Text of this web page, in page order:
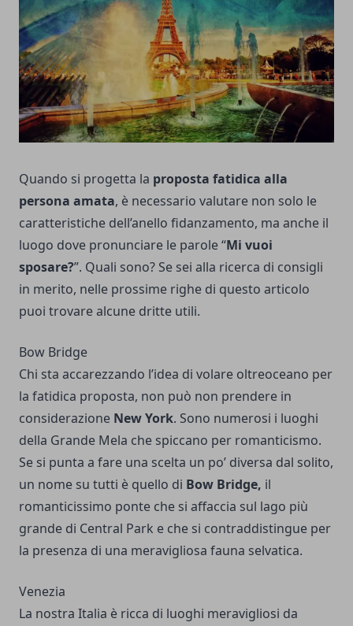
Quando si progetta la proposta fatidica alla
persona amata, è necessario valutare non solo le
caratteristiche dell’anello fidanzamento, ma anche il
luogo dove pronunciare le parole “Mi vuoi
sposare?”. Quali sono? Se sei alla ricerca di consigli
in merito, nelle prossime righe di questo articolo
puoi trovare alcune dritte utili.
Bow Bridge
Chi sta accarezzando l’idea di volare oltreoceano per
la fatidica proposta, non può non prendere in
considerazione New York. Sono numerosi i luoghi
della Grande Mela che spiccano per romanticismo.
Se si punta a fare una scelta un po’ diversa dal solito,
un nome su tutti è quello di Bow Bridge, il
romanticissimo ponte che si affaccia sul lago più
grande di Central Park e che si contraddistingue per
la presenza di una meravigliosa fauna selvatica.
Venezia
La nostra Italia è ricca di luoghi meravigliosi da